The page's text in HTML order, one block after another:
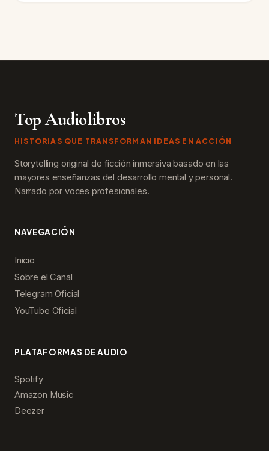
Top Audiolibros
HISTORIAS QUE TRANSFORMAN IDEAS EN ACCIÓN
Storytelling original de ficción inmersiva basado en las
mayores enseñanzas del desarrollo mental y personal.
Narrado por voces profesionales.
NAVEGACIÓN
Inicio
Sobre el Canal
Telegram Oficial
YouTube Oficial
PLATAFORMAS DE AUDIO
Spotify
Amazon Music
Deezer